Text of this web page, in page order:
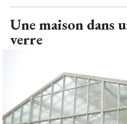
Une maison dans
verre